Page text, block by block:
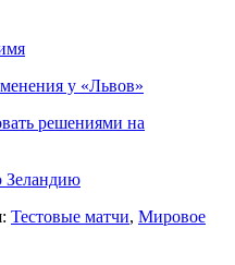
у «Львов»
решениями на
Зеландию
Тестовые матчи, Мировое